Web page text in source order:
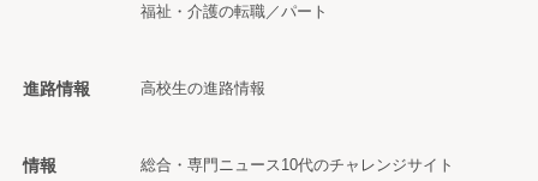
福祉・介護の転職／パート
進路情報 高校生の進路情報
情報
総合・専門ニュース 10代のチャレンジサイト